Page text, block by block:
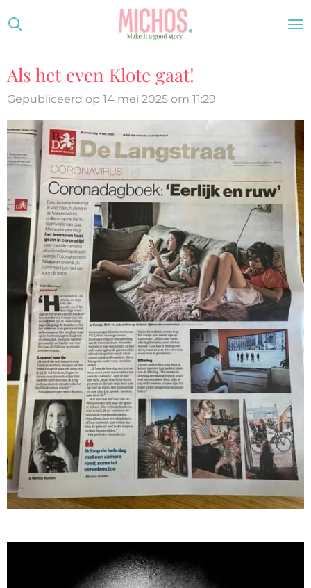
Ga
direct
de
hoofdinhoud
Als het even Klote gaat!
Gepubliceerd op 14 mei 2025 om 11:29